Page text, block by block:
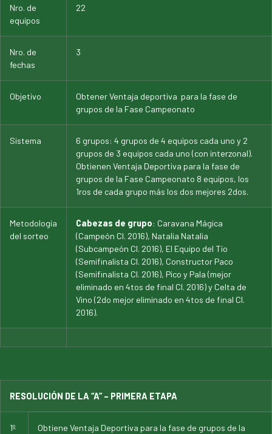
Nro. de
equipos
22
Nro. de
fechas
3
Objetivo
Obtener Ventaja deportiva para la fase de
grupos de la Fase Campeonato
Sistema
6 grupos: 4 grupos de 4 equipos cada uno y 2
grupos de 3 equipos cada uno (con interzonal).
Obtienen Ventaja Deportiva para la fase de
grupos de la Fase Campeonato 8 equipos, los
1ros de cada grupo más los dos mejores 2dos.
Metodología
del sorteo
Cabezas de grupo: Caravana Mágica
(Campeón Cl. 2016), Natalia Natalia
(Subcampeón Cl. 2016), El Equipo del Tío
(Semifinalista Cl. 2016), Constructor Paco
(Semifinalista Cl. 2016), Pico y Pala (mejor
eliminado en 4tos de final Cl. 2016) y Celta de
Vino (2do mejor eliminado en 4tos de final Cl.
2016).
RESOLUCIÓN DE LA “A” – PRIMERA ETAPA
1º
Obtiene Ventaja Deportiva para la fase de grupos de la